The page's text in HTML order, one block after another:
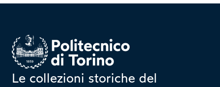
Homepage
Le collezioni storiche del